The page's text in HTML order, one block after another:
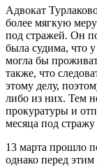
Адвокат
более мягкую
под стражей. Он
была судима, что
могла бы
также, что
этому делу,
либо из них. Тем
прокуратуры и
месяца под стражу
13 марта прошло
однако перед